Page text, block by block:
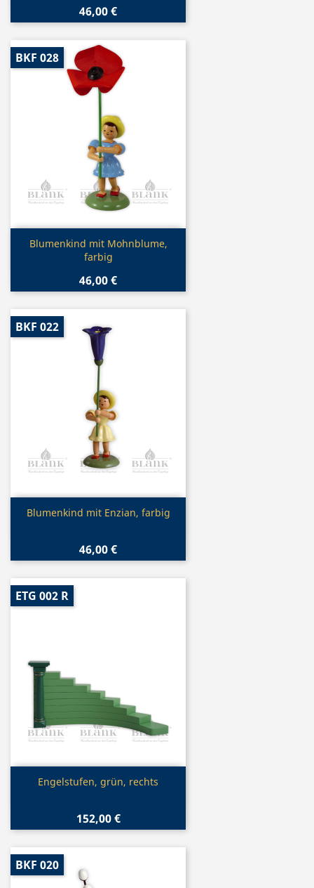
46,00 €
Vorschau
Blumenkind mit Mohnblume,
farbig
46,00 €
BKF 028
Vorschau
Blumenkind mit Enzian, farbig
46,00 €
BKF 022
Vorschau
Engelstufen, grün, rechts
152,00 €
ETG 002 R
BKF 020